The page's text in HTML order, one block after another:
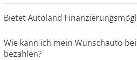
Bietet Autoland
Wie kann ich mein Wunschauto
bezahlen?